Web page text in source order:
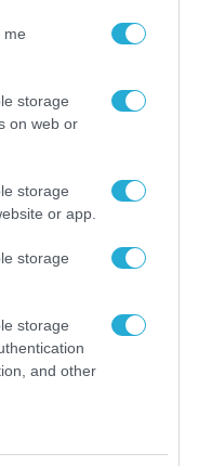
me
storage
on web or
storage
or app.
storage
storage
and other
του ΣΥΡΙΖΑ